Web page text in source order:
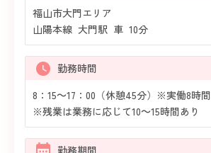
福山市大門エリア
山陽本線 大門駅 車 10分
勤務時間
8：15～17：00（休憩45分）※実働8時間
※残業は業務に応じて10～15時間あり